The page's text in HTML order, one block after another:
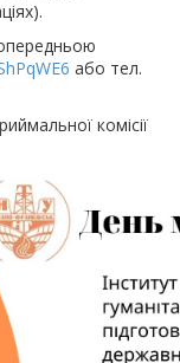
або тел.
комісії